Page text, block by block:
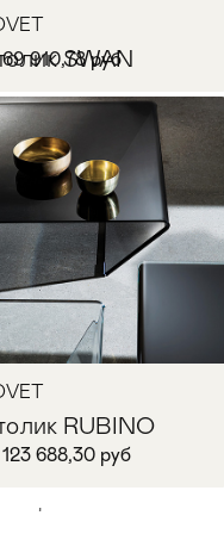
В корзину
SWAN
910,78 руб
RUBINO
688,30 руб
4